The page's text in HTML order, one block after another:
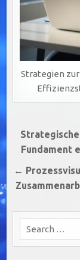
Strategien
Fundament
←
Search
for: